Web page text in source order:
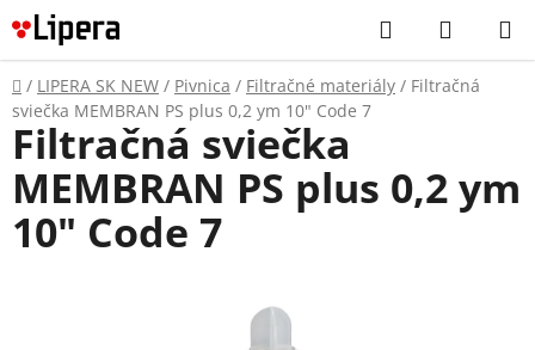
Prejsť
na
obsah
Hľadať
KOŠÍK
Domov
/ LIPERA SK NEW / Pivnica / Filtračné materiály / Filtračná
sviečka MEMBRAN PS plus 0,2 ym 10" Code 7
Filtračná sviečka
MEMBRAN PS plus 0,2 ym
10" Code 7